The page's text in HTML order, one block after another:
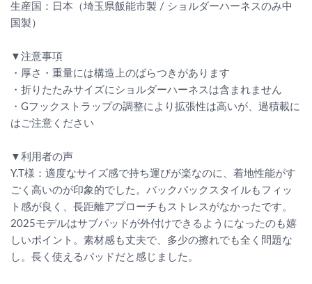
生産国：日本（埼玉県飯能市製 / ショルダーハーネスのみ中
国製）
▼注意事項
・厚さ・重量には構造上のばらつきがあります
・折りたたみサイズにショルダーハーネスは含まれません
・Gフックストラップの調整により拡張性は高いが、過積載に
はご注意ください
▼利用者の声
Y.T様：適度なサイズ感で持ち運びが楽なのに、着地性能がす
ごく高いのが印象的でした。バックパックスタイルもフィッ
ト感が良く、長距離アプローチもストレスがなかったです。
2025モデルはサブパッドが外付けできるようになったのも嬉
しいポイント。素材感も丈夫で、多少の擦れでも全く問題な
し。長く使えるパッドだと感じました。